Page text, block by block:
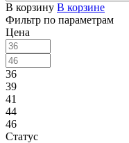
В корзину В корзине
Фильтр по параметрам
Цена
36
39
41
44
46
Статус